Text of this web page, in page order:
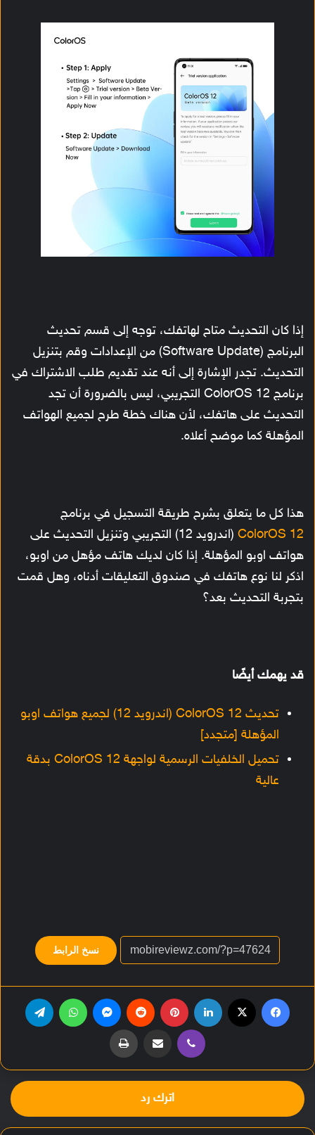
إذا كان التحديث متاح لهاتفك، توجه إلى قسم تحديث
البرنامج (Software Update) من الإعدادات وقم بتنزيل
التحديث. تجدر الإشارة إلى أنه عند تقديم طلب الاشتراك في
برنامج ColorOS 12 التجريبي، ليس بالضرورة أن تجد
التحديث على هاتفك، لأن هناك خطة طرح لجميع الهواتف
المؤهلة كما موضح أعلاه.
هذا كل ما يتعلق بشرح طريقة التسجيل في برنامج
ColorOS 12
(اندرويد 12) التجريبي وتنزيل التحديث على
هواتف اوبو المؤهلة. إذا كان لديك هاتف مؤهل من اوبو،
اذكر لنا نوع هاتفك في صندوق التعليقات أدناه، وهل قمت
بتجربة التحديث بعد؟
قد يهمك أيضًا
تحديث ColorOS 12 (اندرويد 12) لجميع هواتف اوبو
المؤهلة [متجدد]
تحميل الخلفيات الرسمية لواجهة ColorOS 12 بدقة
عالية
نسخ الرابط
ڤايبر مشاركة عبر البريد طباعة
اترك رد